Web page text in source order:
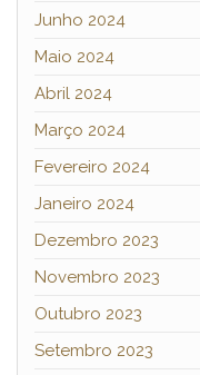
Junho 2024
Maio 2024
Abril 2024
Março 2024
Fevereiro 2024
Janeiro 2024
Dezembro 2023
Novembro 2023
Outubro 2023
Setembro 2023